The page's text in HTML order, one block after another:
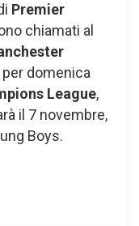
Premier
chiamati al
per domenica
League,
il 7 novembre,
Boys.